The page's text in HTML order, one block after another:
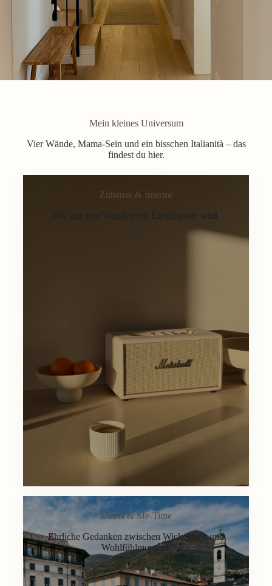
Mein kleines Universum
Vier Wände, Mama-Sein und ein bisschen Italianità – das
findest du hier.
Zuhause & Interior
Wie aus vier Wänden ein Lieblingsort wird.
Mama & Me-Time
Ehrliche Gedanken zwischen Wickeltisch und
Wohlfühlmoment.
Lifestyle